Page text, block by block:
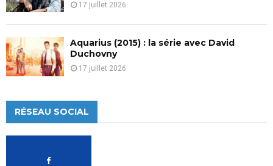
17 juillet 2026
Aquarius (2015) : la série avec David
Duchovny
17 juillet 2026
RÉSEAU SOCIAL